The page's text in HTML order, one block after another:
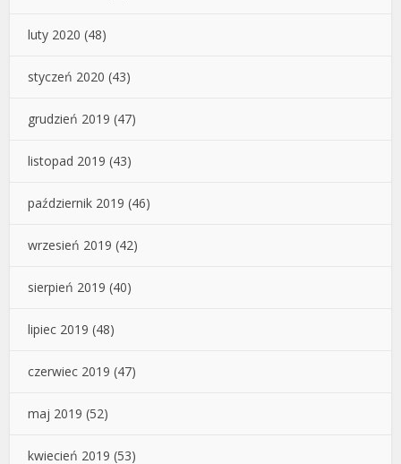
luty 2020 (48)
styczeń 2020 (43)
grudzień 2019 (47)
listopad 2019 (43)
październik 2019 (46)
wrzesień 2019 (42)
sierpień 2019 (40)
lipiec 2019 (48)
czerwiec 2019 (47)
maj 2019 (52)
kwiecień 2019 (53)